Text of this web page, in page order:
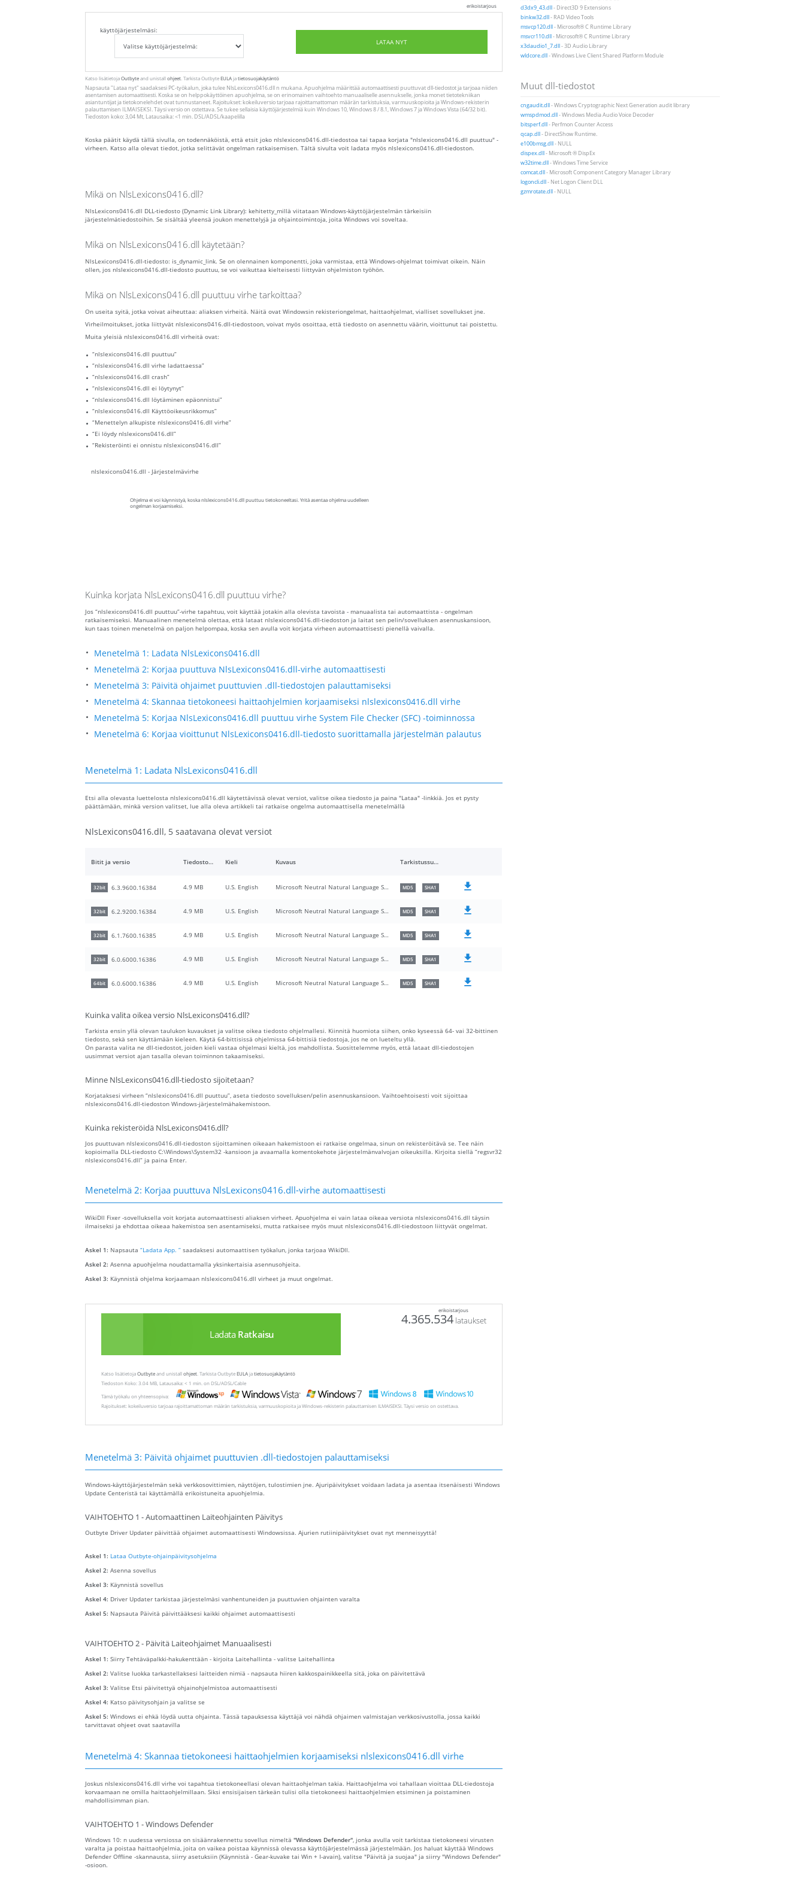
erikoistarjous
käyttöjärjestelmäsi:
LATAA NYT
Katso lisätietojaOutbyteand unistallohjeet . Tarkista OutbyteEULAjatietosuojakäytäntö
Napsauta"Lataa nyt" saadaksesi PC-työkalun, joka tulee NlsLexicons0416.dll n mukana. Apuohjelma määrittää automaattisesti puuttuvat dll-tiedostot ja tarjoaa niiden
asentamisen automaattisesti. Koska se on helppokäyttöinen apuohjelma, se on erinomainen vaihtoehto manuaaliselle asennukselle, jonka monet tietotekniikan
asiantuntijat ja tietokonelehdet ovat tunnustaneet. Rajoitukset: kokeiluversio tarjoaa rajoittamattoman määrän tarkistuksia, varmuuskopioita ja Windows-rekisterin
palauttamisen ILMAISEKSI. Täysi versio on ostettava. Se tukee sellaisia ​​käyttöjärjestelmiä kuin Windows 10, Windows 8 / 8.1, Windows 7 ja Windows Vista (64/32 bit).
Tiedoston koko: 3,04 Mt, Latausaika: <1 min. DSL/ADSL/kaapelilla
Koska päätit käydä tällä sivulla, on todennäköistä, että etsit joko nlslexicons0416.dll-tiedostoa tai tapaa korjata "nlslexicons0416.dll puuttuu" -
virheen. Katso alla olevat tiedot, jotka selittävät ongelman ratkaisemisen. Tältä sivulta voit ladata myös nlslexicons0416.dll-tiedoston.
Mikä on NlsLexicons0416.dll?
NlsLexicons0416.dll DLL-tiedosto (Dynamic Link Library): kehitetty_millä viitataan Windows-käyttöjärjestelmän tärkeisiin
järjestelmätiedostoihin. Se sisältää yleensä joukon menettelyjä ja ohjaintoimintoja, joita Windows voi soveltaa.
Mikä on NlsLexicons0416.dll käytetään?
NlsLexicons0416.dll-tiedosto: is_dynamic_link. Se on olennainen komponentti, joka varmistaa, että Windows-ohjelmat toimivat oikein. Näin
ollen, jos nlslexicons0416.dll-tiedosto puuttuu, se voi vaikuttaa kielteisesti liittyvän ohjelmiston työhön.
Mikä on NlsLexicons0416.dll puuttuu virhe tarkoittaa?
On useita syitä, jotka voivat aiheuttaa: aliaksen virheitä. Näitä ovat Windowsin rekisteriongelmat, haittaohjelmat, vialliset sovellukset jne.
Virheilmoitukset, jotka liittyvät nlslexicons0416.dll-tiedostoon, voivat myös osoittaa, että tiedosto on asennettu väärin, vioittunut tai poistettu.
Muita yleisiä nlslexicons0416.dll virheitä ovat:
“nlslexicons0416.dll puuttuu”
“nlslexicons0416.dll virhe ladattaessa”
“nlslexicons0416.dll crash”
“nlslexicons0416.dll ei löytynyt”
“nlslexicons0416.dll löytäminen epäonnistui”
“nlslexicons0416.dll Käyttöoikeusrikkomus”
“Menettelyn alkupiste nlslexicons0416.dll virhe”
“Ei löydy nlslexicons0416.dll”
“Rekisteröinti ei onnistu nlslexicons0416.dll”
nlslexicons0416.dll - Järjestelmävirhe
Ohjelma ei voi käynnistyä, koska nlslexicons0416.dll puuttuu tietokoneeltasi. Yritä asentaa ohjelma uudelleen
ongelman korjaamiseksi.
Kuinka korjata NlsLexicons0416.dll puuttuu virhe?
Jos “nlslexicons0416.dll puuttuu”-virhe tapahtuu, voit käyttää jotakin alla olevista tavoista - manuaalista tai automaattista - ongelman
ratkaisemiseksi. Manuaalinen menetelmä olettaa, että lataat nlslexicons0416.dll-tiedoston ja laitat sen pelin/sovelluksen asennuskansioon,
kun taas toinen menetelmä on paljon helpompaa, koska sen avulla voit korjata virheen automaattisesti pienellä vaivalla.
Menetelmä 1: Ladata NlsLexicons0416.dll
Menetelmä 2: Korjaa puuttuva NlsLexicons0416.dll-virhe automaattisesti
Menetelmä 3: Päivitä ohjaimet puuttuvien .dll-tiedostojen palauttamiseksi
Menetelmä 4: Skannaa tietokoneesi haittaohjelmien korjaamiseksi nlslexicons0416.dll virhe
Menetelmä 5: Korjaa NlsLexicons0416.dll puuttuu virhe System File Checker (SFC) -toiminnossa
Menetelmä 6: Korjaa vioittunut NlsLexicons0416.dll-tiedosto suorittamalla järjestelmän palautus
Menetelmä 1: Ladata NlsLexicons0416.dll
Etsi alla olevasta luettelosta nlslexicons0416.dll käytettävissä olevat versiot, valitse oikea tiedosto ja paina "Lataa" -linkkiä. Jos et pysty
päättämään, minkä version valitset, lue alla oleva artikkeli tai ratkaise ongelma automaattisella menetelmällä
NlsLexicons0416.dll, 5 saatavana olevat versiot
Bitit ja versio Tiedoston koko Kieli Kuvaus Tarkistussummat
32bit 6.3.9600.16384 4.9 MB U.S. English Microsoft Neutral Natural Language Server Data and Code MD5 SHA1
32bit 6.2.9200.16384 4.9 MB U.S. English Microsoft Neutral Natural Language Server Data and Code MD5 SHA1
32bit 6.1.7600.16385 4.9 MB U.S. English Microsoft Neutral Natural Language Server Data and Code MD5 SHA1
32bit 6.0.6000.16386 4.9 MB U.S. English Microsoft Neutral Natural Language Server Data and Code MD5 SHA1
64bit 6.0.6000.16386 4.9 MB U.S. English Microsoft Neutral Natural Language Server Data and Code MD5 SHA1
Kuinka valita oikea versio NlsLexicons0416.dll?
Tarkista ensin yllä olevan taulukon kuvaukset ja valitse oikea tiedosto ohjelmallesi. Kiinnitä huomiota siihen, onko kyseessä 64- vai 32-bittinen
tiedosto, sekä sen käyttämään kieleen. Käytä 64-bittisissä ohjelmissa 64-bittisiä tiedostoja, jos ne on lueteltu yllä.
On parasta valita ne dll-tiedostot, joiden kieli vastaa ohjelmasi kieltä, jos mahdollista. Suosittelemme myös, että lataat dll-tiedostojen
uusimmat versiot ajan tasalla olevan toiminnon takaamiseksi.
Minne NlsLexicons0416.dll-tiedosto sijoitetaan?
Korjataksesi virheen “nlslexicons0416.dll puuttuu”, aseta tiedosto sovelluksen/pelin asennuskansioon. Vaihtoehtoisesti voit sijoittaa
nlslexicons0416.dll-tiedoston Windows-järjestelmähakemistoon.
Kuinka rekisteröidä NlsLexicons0416.dll?
Jos puuttuvan nlslexicons0416.dll-tiedoston sijoittaminen oikeaan hakemistoon ei ratkaise ongelmaa, sinun on rekisteröitävä se. Tee näin
kopioimalla DLL-tiedosto C:\Windows\System32 -kansioon ja avaamalla komentokehote järjestelmänvalvojan oikeuksilla. Kirjoita siellä “regsvr32
nlslexicons0416.dll” ja paina Enter.
Menetelmä 2: Korjaa puuttuva NlsLexicons0416.dll-virhe automaattisesti
WikiDll Fixer -sovelluksella voit korjata automaattisesti aliaksen virheet. Apuohjelma ei vain lataa oikeaa versiota nlslexicons0416.dll täysin
ilmaiseksi ja ehdottaa oikeaa hakemistoa sen asentamiseksi, mutta ratkaisee myös muut nlslexicons0416.dll-tiedostoon liittyvät ongelmat.
Askel 1: Napsauta “Ladata App. ” saadaksesi automaattisen työkalun, jonka tarjoaa WikiDll.
Askel 2: Asenna apuohjelma noudattamalla yksinkertaisia ​​asennusohjeita.
Askel 3: Käynnistä ohjelma korjaamaan nlslexicons0416.dll virheet ja muut ongelmat.
erikoistarjous
Ladata Ratkaisu
4.365.534 lataukset
Katso lisätietojaOutbyteand unistallohjeet . Tarkista OutbyteEULAjatietosuojakäytäntö
Tiedoston Koko: 3.04 MB, Latausaika: < 1 min. on DSL/ADSL/Cable
Tämä työkalu on yhteensopiva:
Rajoitukset: kokeiluversio tarjoaa rajoittamattoman määrän tarkistuksia, varmuuskopioita ja Windows-rekisterin palauttamisen ILMAISEKSI. Täysi versio on ostettava.
Menetelmä 3: Päivitä ohjaimet puuttuvien .dll-tiedostojen palauttamiseksi
Windows-käyttöjärjestelmän sekä verkkosovittimien, näyttöjen, tulostimien jne. Ajuripäivitykset voidaan ladata ja asentaa itsenäisesti Windows
Update Centeristä tai käyttämällä erikoistuneita apuohjelmia.
VAIHTOEHTO 1 - Automaattinen Laiteohjainten Päivitys
Outbyte Driver Updater päivittää ohjaimet automaattisesti Windowsissa. Ajurien rutiinipäivitykset ovat nyt menneisyyttä!
Askel 1: Lataa Outbyte-ohjainpäivitysohjelma
Askel 2: Asenna sovellus
Askel 3: Käynnistä sovellus
Askel 4: Driver Updater tarkistaa järjestelmäsi vanhentuneiden ja puuttuvien ohjainten varalta
Askel 5: Napsauta Päivitä päivittääksesi kaikki ohjaimet automaattisesti
VAIHTOEHTO 2 - Päivitä Laiteohjaimet Manuaalisesti
Askel 1: Siirry Tehtäväpalkki-hakukenttään - kirjoita Laitehallinta - valitse Laitehallinta
Askel 2: Valitse luokka tarkastellaksesi laitteiden nimiä - napsauta hiiren kakkospainikkeella sitä, joka on päivitettävä
Askel 3: Valitse Etsi päivitettyä ohjainohjelmistoa automaattisesti
Askel 4: Katso päivitysohjain ja valitse se
Askel 5: Windows ei ehkä löydä uutta ohjainta. Tässä tapauksessa käyttäjä voi nähdä ohjaimen valmistajan verkkosivustolla, jossa kaikki
tarvittavat ohjeet ovat saatavilla
Menetelmä 4: Skannaa tietokoneesi haittaohjelmien korjaamiseksi nlslexicons0416.dll virhe
Joskus nlslexicons0416.dll virhe voi tapahtua tietokoneellasi olevan haittaohjelman takia. Haittaohjelma voi tahallaan vioittaa DLL-tiedostoja
korvaamaan ne omilla haittaohjelmillaan. Siksi ensisijaisen tärkeän tulisi olla tietokoneesi haittaohjelmien etsiminen ja poistaminen
mahdollisimman pian.
VAIHTOEHTO 1 - Windows Defender
Windows 10: n uudessa versiossa on sisäänrakennettu sovellus nimeltä "Windows Defender", jonka avulla voit tarkistaa tietokoneesi virusten
varalta ja poistaa haittaohjelmia, joita on vaikea poistaa käynnissä olevassa käyttöjärjestelmässä järjestelmään. Jos haluat käyttää Windows
Defender Offline -skannausta, siirry asetuksiin (Käynnistä - Gear-kuvake tai Win + I-avain), valitse "Päivitä ja suojaa" ja siirry "Windows Defender"
-osioon.
d3dx9_43.dll- Direct3D 9 Extensions
binkw32.dll- RAD Video Tools
msvcp120.dll- Microsoft® C Runtime Library
msvcr110.dll- Microsoft® C Runtime Library
x3daudio1_7.dll- 3D Audio Library
wldcore.dll- Windows Live Client Shared Platform Module
Muut dll-tiedostot
cngaudit.dll- Windows Cryptographic Next Generation audit library
wmspdmod.dll- Windows Media Audio Voice Decoder
bitsperf.dll- Perfmon Counter Access
qcap.dll- DirectShow Runtime.
e100bmsg.dll- NULL
dispex.dll- Microsoft ® DispEx
w32time.dll- Windows Time Service
comcat.dll- Microsoft Component Category Manager Library
logoncli.dll- Net Logon Client DLL
gzmrotate.dll- NULL